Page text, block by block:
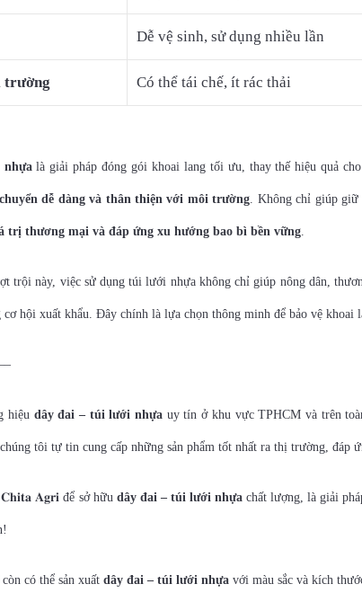
Dễ vệ sinh, sử dụng nhiều lần
trường Có thể tái chế, ít rác thải
là giải pháp đóng gói khoai lang tối ưu, thay thế hiệu quả
dễ dàng và thân thiện với môi trường . Không chỉ giúp
trị thương mại và đáp ứng xu hướng bao bì bền vững
trội này, việc sử dụng túi lưới nhựa không chỉ giúp nông dân,
cơ hội xuất khẩu. Đây chính là lựa chọn thông minh để bảo vệ khoai
hiệu dây đai – túi lưới nhựa uy tín ở khu vực TPHCM và trên
tôi tự tin cung cấp những sản phẩm tốt nhất ra thị trường, đáp
𝐀𝐠𝐫𝐢 để sở hữu dây đai – túi lưới nhựachất lượng, là giải
có thể sản xuất dây đai – túi lưới nhựa với màu sắc và kích